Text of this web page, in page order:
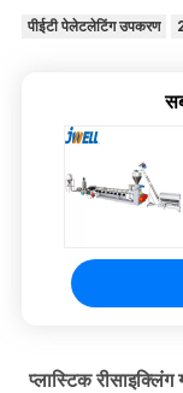
पीईटी पेलेटलेटिंग उपकरण
प्लास्टिक